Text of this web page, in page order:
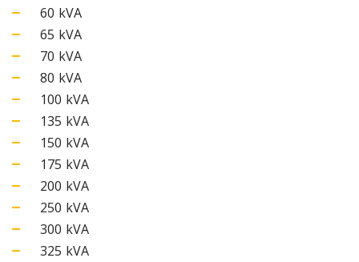
60 kVA
65 kVA
70 kVA
80 kVA
100 kVA
135 kVA
150 kVA
175 kVA
200 kVA
250 kVA
300 kVA
325 kVA